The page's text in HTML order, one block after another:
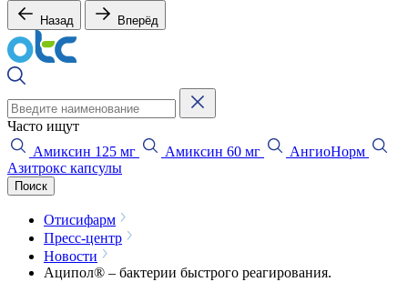
Назад Вперёд
Часто ищут
Амиксин 125 мг
Амиксин 60 мг
АнгиоНорм
Азитрокс капсулы
Поиск
Отисифарм
Пресс-центр
Новости
Аципол® – бактерии быстрого реагирования.